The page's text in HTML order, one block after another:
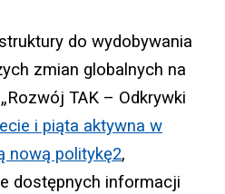
do wydobywania
zmian globalnych na
TAK – Odkrywki
i piąta aktywna w
nową politykę2,
dostępnych informacji